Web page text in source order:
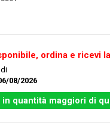
ordina e ricevi
08/2026
quantità maggiori di